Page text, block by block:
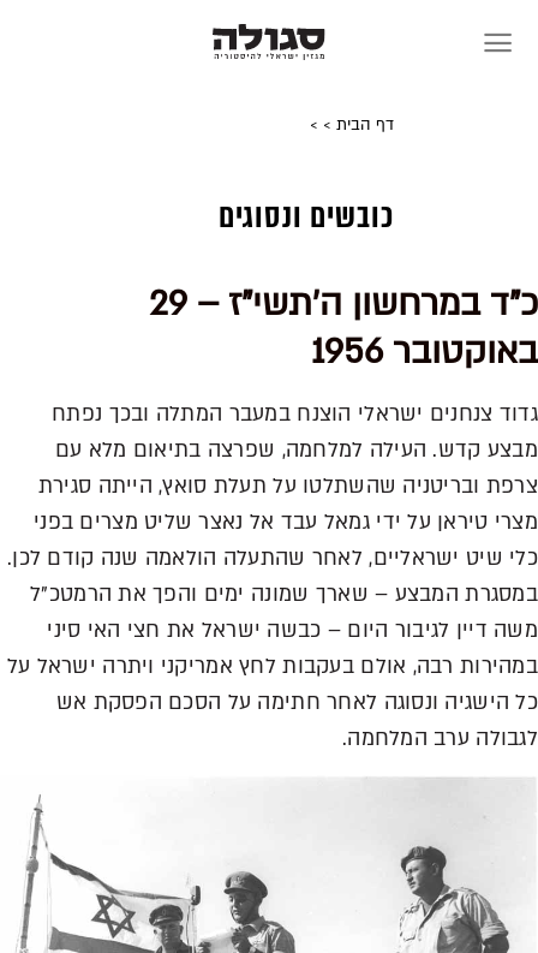
דף הבית >
>
כובשים ונסוגים
כ"ד במרחשון ה'תשי"ז – 29
באוקטובר 1956
גדוד צנחנים ישראלי הוצנח במעבר המתלה ובכך נפתח
מבצע קדש. העילה למלחמה, שפרצה בתיאום מלא עם
צרפת ובריטניה שהשתלטו על תעלת סואץ, הייתה סגירת
מצרי טיראן על ידי גמאל עבד אל נאצר שליט מצרים בפני
כלי שיט ישראליים, לאחר שהתעלה הולאמה שנה קודם לכן.
במסגרת המבצע – שארך שמונה ימים והפך את הרמטכ"ל
משה דיין לגיבור היום – כבשה ישראל את חצי האי סיני
במהירות רבה, אולם בעקבות לחץ אמריקני ויתרה ישראל על
כל הישגיה ונסוגה לאחר חתימה על הסכם הפסקת אש
לגבולה ערב המלחמה.